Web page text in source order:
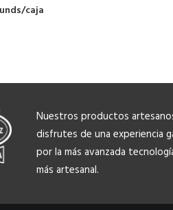
caja
Nuestros productos
disfrutes de una experiencia
por la más avanzada
más artesanal.